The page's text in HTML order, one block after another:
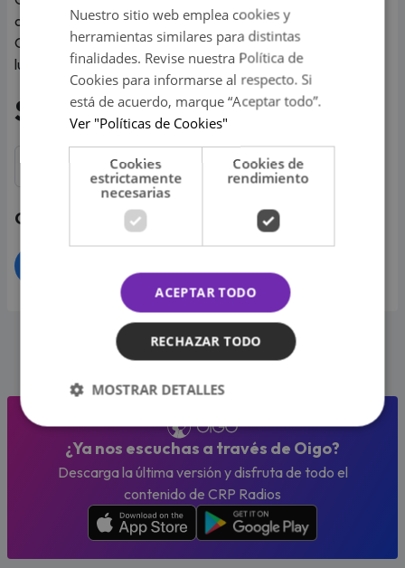
cargo de la astróloga más reconocida del medio, Josie Diez
Canseco. Todos los días junto a tus baladas preferidas de
lunes a viernes de 9:00 a.m. a 10:00 a.m.
Suscríbete a este podcast
RSS Feed
Compartir
¿Ya nos escuchas a través de Oigo?
Descarga la última versión y disfruta de todo el
contenido de CRP Radios
Nuestro sitio web emplea cookies y
herramientas similares para distintas
finalidades. Revise nuestra Política de
Cookies para informarse al respecto. Si
está de acuerdo, marque “Aceptar todo”.
Ver "Políticas de Cookies"
Cookies
estrictamente
necesarias
Cookies de
rendimiento
ACEPTAR TODO
RECHAZAR TODO
MOSTRAR DETALLES